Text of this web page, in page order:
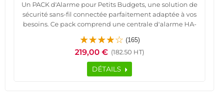
Un PACK d'Alarme pour Petits Budgets, une solution de
sécurité sans-fil connectée parfaitement adaptée à vos
besoins. Ce pack comprend une centrale d'alarme HA-
VGT 4G, des détecteurs d'ouverture et de mouvement,
des télécommandes et des badges RFID, le tout de
qualité originale Meian.
Grâce à la technologie de transmission radio sécurisée à
code tournant ASK, à sa portée de transmission (jusqu'à
(165)
219,00 € (182.50 HT)
DÉTAILS